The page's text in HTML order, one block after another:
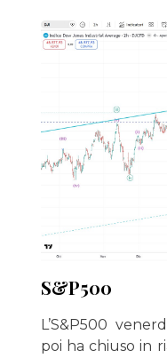
S&P500
L’S&P500
poi ha chiuso in